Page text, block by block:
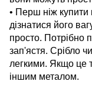
• Перш ніж купити
дізнатися його
просто. Потрібно
зап'ястя. Срібло
легкими. Якщо це
іншим металом.